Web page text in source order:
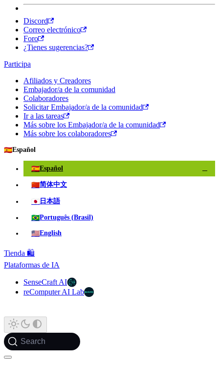
Discord
Correo electrónico
Foro
¿Tienes sugerencias?
Participa
Afiliados y Creadores
Embajador/a de la comunidad
Colaboradores
Solicitar Embajador/a de la comunidad
Ir a las tareas
Más sobre los Embajador/a de la comunidad
Más sobre los colaboradores
🇪🇸Español
🇪🇸Español
🇨🇳简体中文
🇯🇵 日本語
🇧🇷Português (Brasil)
🇺🇸English
Tienda 🛍️
Plataformas de IA
SenseCraft AI
reComputer AI Lab
Search